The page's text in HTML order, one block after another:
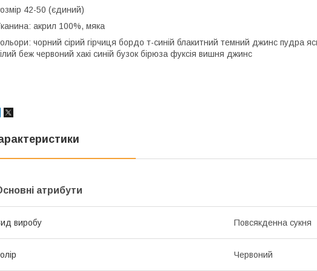
42-50 (єдиний)
акрил 100%, мяка
чорний сірий гірчиця бордо т-синій блакитний темний джинс пудра
беж червоний хакі синій бузок бірюза фуксія вишня джинс
атрибути
виробу Повсякденна сукня
Червоний